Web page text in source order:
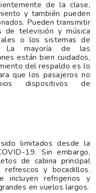
de la clase,
y también pueden
Pueden transmitir
de televisión y música
o los sistemas de
La mayoría de las
están bien cuidados,
del respaldo es lo
que los pasajeros no
dispositivos de
limitados desde la
19. Sin embargo,
de cabina principal
refrescos y bocadillos.
incluyen refrigerios y
en vuelos largos.